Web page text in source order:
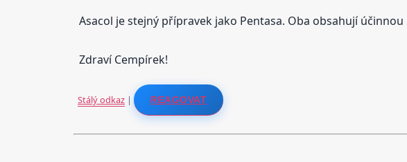
Asacol je stejný přípravek jako Pentasa. Oba obsahují
Zdraví Cempírek!
Stálý odkaz | REAGOVAT